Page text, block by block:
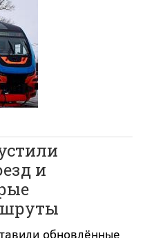
и
обновлённые